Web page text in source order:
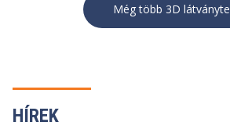
Még több 3D
HÍREK